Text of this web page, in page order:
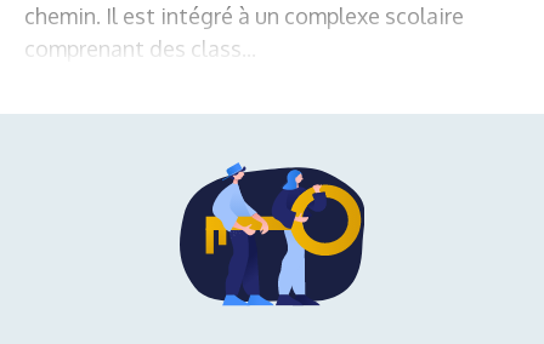
chemin. Il est intégré à un complexe scolaire
comprenant des class...